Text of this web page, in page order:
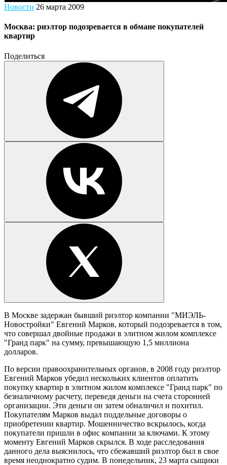
Новости 26 марта 2009
Москва: риэлтор подозревается в обмане покупателей
квартир
Поделиться
В Москве задержан бывший риэлтор компании "МИЭЛЬ-
Новостройки" Евгений Марков, который подозревается в том,
что совершал двойные продажи в элитном жилом комплексе
"Гранд парк" на сумму, превышающую 1,5 миллиона
долларов.
По версии правоохранительных органов, в 2008 году риэлтор
Евгений Марков убедил нескольких клиентов оплатить
покупку квартир в элитном жилом комплексе "Гранд парк" по
безналичному расчету, переведя деньги на счета сторонней
организации. Эти деньги он затем обналичил и похитил.
Покупателям Марков выдал поддельные договоры о
приобретении квартир. Мошенничество вскрылось, когда
покупатели пришли в офис компании за ключами. К этому
моменту Евгений Марков скрылся. В ходе расследования
данного дела выяснилось, что сбежавший риэлтор был в свое
время неоднократно судим. В понедельник, 23 марта сыщики